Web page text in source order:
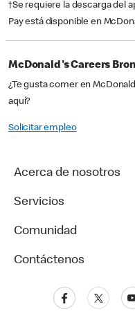
†Se requiere la descarga del
Pay está disponible en
McDonald's Careers
¿Te gusta comer en
aquí?
Solicitar empleo
Acerca de nosotros
Servicios
Comunidad
Contáctenos